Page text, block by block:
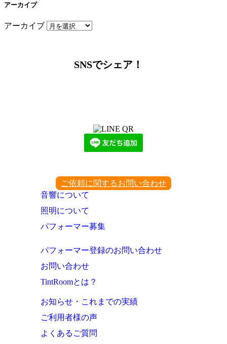
アーカイブ
アーカイブ
SNSでシェア！
ご依頼に関するお問い合わせ
音響について
照明について
パフォーマー募集
パフォーマー登録のお問い合わせ
お問い合わせ
TintRoomとは？
お知らせ・これまでの実績
ご利用者様の声
よくあるご質問